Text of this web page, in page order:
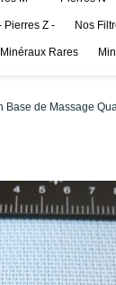
Pierres Z - Nos
Minéraux Rares
Base de Massage